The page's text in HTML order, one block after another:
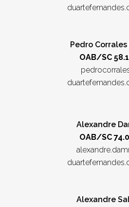
Pedro
OAB/SC
Alexandre
OAB/SC
Alexandre